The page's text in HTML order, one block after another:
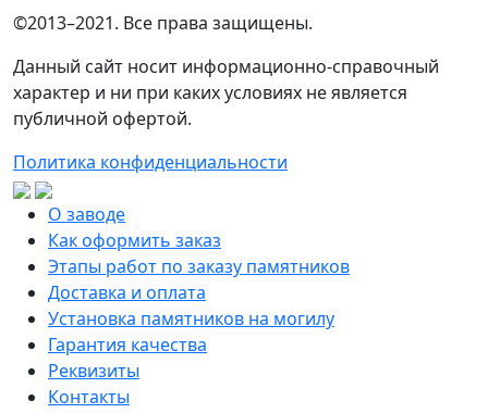
©2013–2021. Все права защищены.
Данный сайт носит информационно-справочный
характер и ни при каких условиях не является
публичной офертой.
Политика конфиденциальности
О заводе
Как оформить заказ
Этапы работ по заказу памятников
Доставка и оплата
Установка памятников на могилу
Гарантия качества
Реквизиты
Контакты